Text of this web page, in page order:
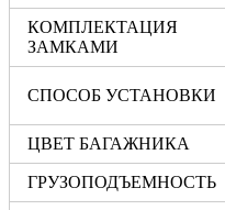
КОМПЛЕКТАЦИЯ
ЗАМКАМИ
СПОСОБ УСТАНОВКИ
ЦВЕТ БАГАЖНИКА
ГРУЗОПОДЪЕМНОСТЬ